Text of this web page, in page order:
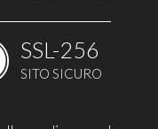
SSL-256
SITO SICURO